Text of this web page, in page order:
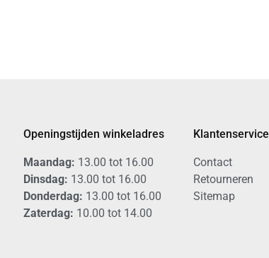
Openingstijden winkeladres
Maandag: 13.00 tot 16.00
Dinsdag: 13.00 tot 16.00
Donderdag: 13.00 tot 16.00
Zaterdag: 10.00 tot 14.00
Klantenservice
Contact
Retourneren
Sitemap